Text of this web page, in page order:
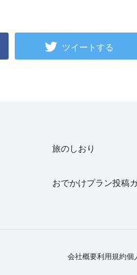
ツイートする
旅のしおり
おでかけプラン投稿
会社概要利用規約個